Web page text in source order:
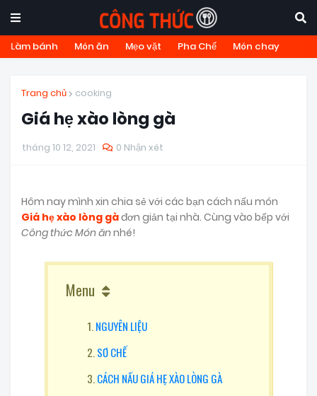
Làm bánh Món ăn Mẹo vặt Pha Chế Món chay
Trang chủ cooking
Giá hẹ xào lòng gà
tháng 10 12, 2021 0 Nhận xét
Hôm nay mình xin chia sẻ với các bạn cách nấu món
Giá hẹ xào lòng gàđơn giản tại nhà. Cùng vào bếp với
Công thức Món ănnhé!
Menu
NGUYÊN LIỆU
SƠ CHẾ
CÁCH NẤU GIÁ HẸ XÀO LÒNG GÀ